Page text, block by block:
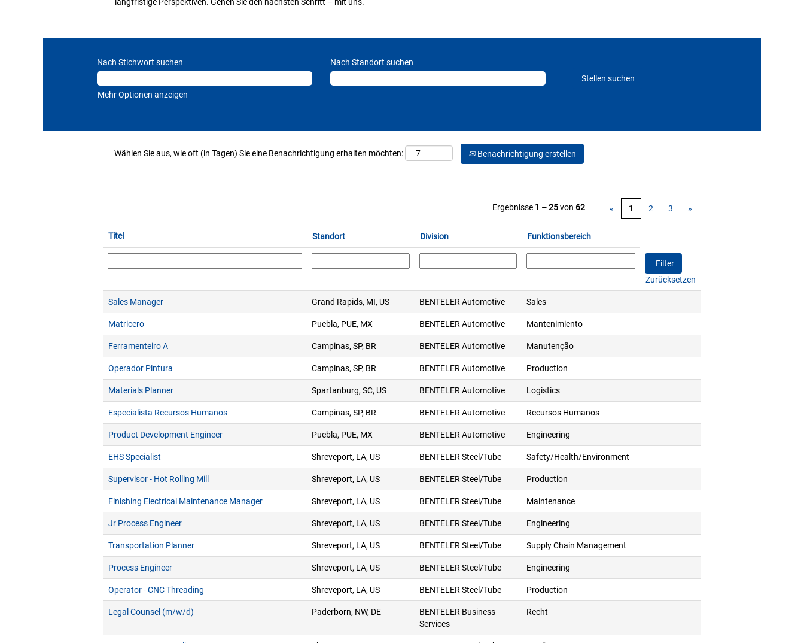
Nach Stichwort suchen Nach Standort suchen
Mehr Optionen anzeigen
Wählen Sie aus, wie oft (in Tagen) Sie eine Benachrichtigung erhalten möchten: Benachrichtigung erstellen
Ergebnisse 1 – 25von 62 « 1 2 3 »
Titel Standort Division Funktionsbereich
Zurücksetzen
Sales Manager Grand Rapids, MI, US BENTELER Automotive Sales
Matricero Puebla, PUE, MX BENTELER Automotive Mantenimiento
Ferramenteiro A Campinas, SP, BR BENTELER Automotive Manutenção
Operador Pintura Campinas, SP, BR BENTELER Automotive Production
Materials Planner Spartanburg, SC, US BENTELER Automotive Logistics
Especialista Recursos Humanos Campinas, SP, BR BENTELER Automotive Recursos Humanos
Product Development Engineer Puebla, PUE, MX BENTELER Automotive Engineering
EHS Specialist Shreveport, LA, US BENTELER Steel/Tube Safety/Health/Environment
Supervisor - Hot Rolling Mill Shreveport, LA, US BENTELER Steel/Tube Production
Finishing Electrical Maintenance Manager Shreveport, LA, US BENTELER Steel/Tube Maintenance
Jr Process Engineer Shreveport, LA, US BENTELER Steel/Tube Engineering
Transportation Planner Shreveport, LA, US BENTELER Steel/Tube Supply Chain Management
Process Engineer Shreveport, LA, US BENTELER Steel/Tube Engineering
Operator - CNC Threading Shreveport, LA, US BENTELER Steel/Tube Production
Legal Counsel (m/w/d) Paderborn, NW, DE
BENTELER Business
Services
Recht